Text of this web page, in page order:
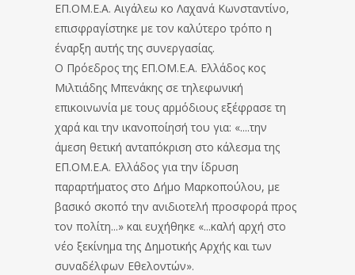
ΕΠ.ΟΜ.Ε.Α. Αιγάλεω κο Λαχανά Κωνσταντίνο,
επισφραγίστηκε με τον καλύτερο τρόπο η
έναρξη αυτής της συνεργασίας.
Ο Πρόεδρος της ΕΠ.ΟΜ.Ε.Α. Ελλάδος κος
Μιλτιάδης Μπενάκης σε τηλεφωνική
επικοινωνία με τους αρμόδιους εξέφρασε τη
χαρά και την ικανοποίησή του για: «....την
άμεση θετική ανταπόκριση στο κάλεσμα της
ΕΠ.ΟΜ.Ε.Α. Ελλάδος για την ίδρυση
παραρτήματος στο Δήμο Μαρκοπούλου, με
βασικό σκοπό την ανιδιοτελή προσφορά προς
τον πολίτη...» και ευχήθηκε «...καλή αρχή στο
νέο ξεκίνημα της Δημοτικής Αρχής και των
συναδέλφων Εθελοντών».